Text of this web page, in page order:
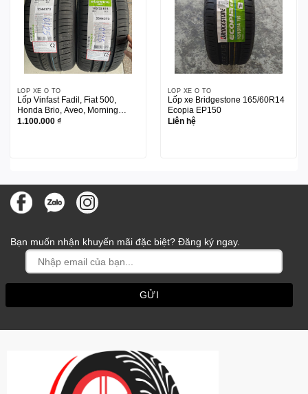
LỐP XE Ô TÔ
Lốp Vinfast Fadil, Fiat 500,
Honda Brio, Aveo, Morning
Kumho 185/55R15
1.100.000 ₫
LỐP XE Ô TÔ
Lốp xe Bridgestone 165/60R14
Ecopia EP150
Liên hệ
Bạn muốn nhận khuyến mãi đặc biệt? Đăng ký ngay.